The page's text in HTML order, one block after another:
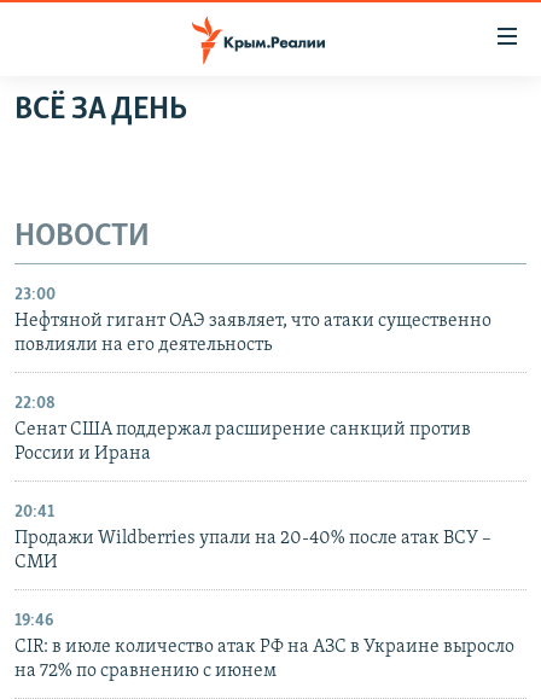
Вернуться
навигации
Вернутся
поиску
НОВОСТИ
КАРТА ВОЕННЫХ ОБЪЕКТОВ КРЫМА
11 ЛЕТ ОККУПАЦИИ КРЫМА. 11 ИСТОРИЙ СОПРОТИВЛЕНИЯ
ИСТОРИЯ
ЕЩЕ
ИНТЕРАКТИВ
ТЕЛЕПРОЕКТ КРЫМ.РЕАЛИИ
СОВЕТЫ ПРАВОЗАЩИТНИКОВ
ПРОПАВШИЕ БЕЗ ВЕСТИ
ПОБЕДИТЕЛЕЙ НЕ СУДЯТ?
ELIFBE
УКРАИНСКАЯ ПРОБЛЕМА КРЫМА
РАДІО СВОБОДА
Українською
ПРИСОЕДИНЯЙТЕСЬ!
ВСЁ ЗА ДЕНЬ
НОВОСТИ
23:00
Нефтяной гигант ОАЭ заявляет, что атаки существенно
повлияли на его деятельность
22:08
Сенат США поддержал расширение санкций против
России и Ирана
20:41
Продажи Wildberries упали на 20-40% после атак ВСУ –
СМИ
19:46
CIR: в июле количество атак РФ на АЗС в Украине выросло
на 72% по сравнению с июнем